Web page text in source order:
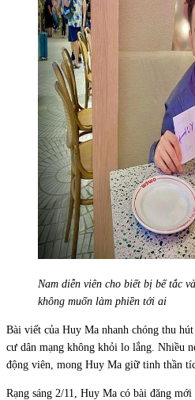
Nam diễn viên cho biết bị bế tắc
không muốn làm phiền tới ai
Bài viết của Huy Ma nhanh chóng thu
cư dân mạng không khỏi lo lắng. Nhiều
động viên, mong Huy Ma giữ tinh thần
Rạng sáng 2/11, Huy Ma có bài đăng